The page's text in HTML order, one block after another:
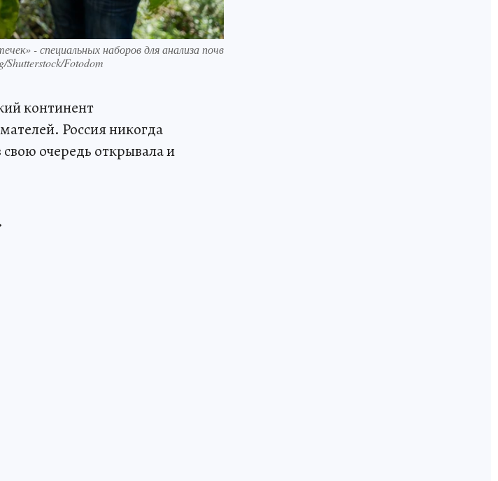
- специальных наборов для анализа почв
Fotodom
континент
Россия никогда
очередь открывала и